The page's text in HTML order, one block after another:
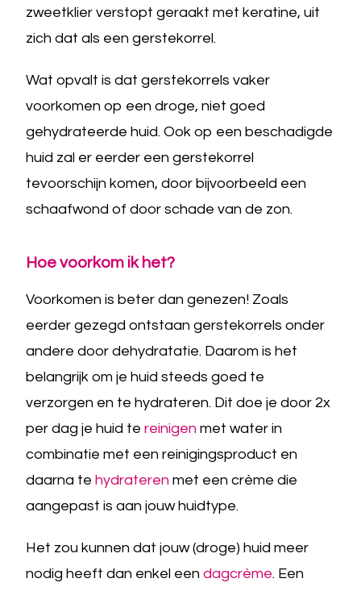
zweetklier verstopt geraakt met keratine, uit
zich dat als een gerstekorrel.
Wat opvalt is dat gerstekorrels vaker
voorkomen op een droge, niet goed
gehydrateerde huid. Ook op een beschadigde
huid zal er eerder een gerstekorrel
tevoorschijn komen, door bijvoorbeeld een
schaafwond of door schade van de zon.
Hoe voorkom ik het?
Voorkomen is beter dan genezen! Zoals
eerder gezegd ontstaan gerstekorrels onder
andere door dehydratatie. Daarom is het
belangrijk om je huid steeds goed te
verzorgen en te hydrateren. Dit doe je door 2x
per dag je huid tereinigen met water in
combinatie met een reinigingsproduct en
daarna te hydrateren met een crème die
aangepast is aan jouw huidtype.
Het zou kunnen dat jouw (droge) huid meer
nodig heeft dan enkel eendagcrème. Een